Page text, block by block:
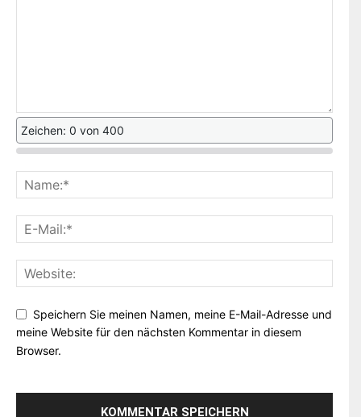
Zeichen: 0 von 400
Speichern Sie meinen Namen, meine E-Mail-Adresse und
meine Website für den nächsten Kommentar in diesem
Browser.